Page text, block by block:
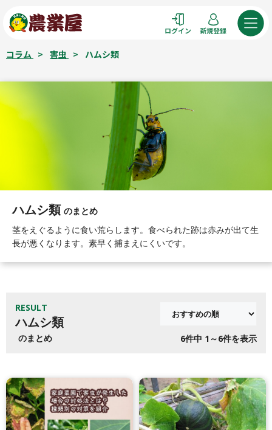
ン
ン
へ
ス
ログイン 新規登録
コラム > 害虫 > ハムシ類
ハムシ類 のまとめ
茎をえぐるように食い荒らします。食べられた跡は赤みが出て生
長が悪くなります。素早く捕まえにくいです。
RESULT
ハムシ類
のまとめ 6件中 1～6件を表示